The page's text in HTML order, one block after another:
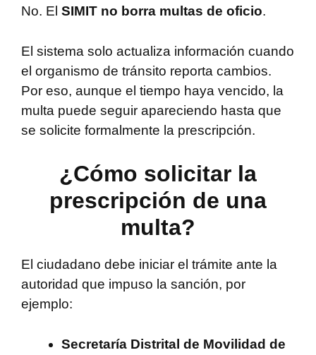
No. El SIMIT no borra multas de oficio.
El sistema solo actualiza información cuando
el organismo de tránsito reporta cambios.
Por eso, aunque el tiempo haya vencido, la
multa puede seguir apareciendo hasta que
se solicite formalmente la prescripción.
¿Cómo solicitar la
prescripción de una
multa?
El ciudadano debe iniciar el trámite ante la
autoridad que impuso la sanción, por
ejemplo:
Secretaría Distrital de Movilidad de